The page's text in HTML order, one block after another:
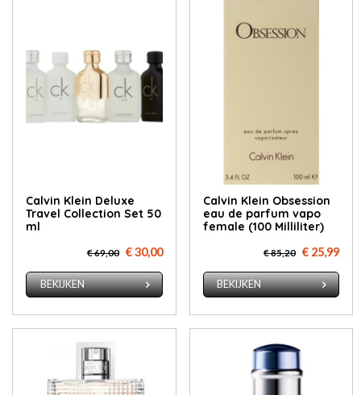
Calvin Klein Deluxe
Travel Collection Set 50
ml
€ 69,00 € 30,00
BEKIJKEN
Calvin Klein Obsession
eau de parfum vapo
female (100 Milliliter)
€ 85,20 € 25,99
BEKIJKEN